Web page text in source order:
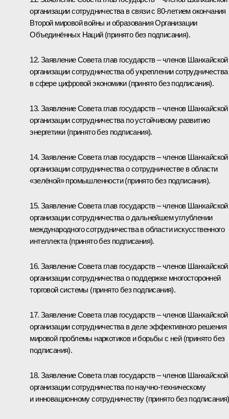
организации сотрудничества в связи с 80-летием окончания
Второй мировой войны и образования Организации
Объединённых Наций (принято без подписания).
12. Заявление Совета глав государств – членов Шанхайской
организации сотрудничества об укреплении сотрудничества
в сфере цифровой экономики (принято без подписания).
13. Заявление Совета глав государств – членов Шанхайской
организации сотрудничества по устойчивому развитию
энергетики (принято без подписания).
14. Заявление Совета глав государств – членов Шанхайской
организации сотрудничества о сотрудничестве в области
«зелёной» промышленности(принято без подписания).
15. Заявление Совета глав государств – членов Шанхайской
организации сотрудничества о дальнейшем углублении
международного сотрудничества в области искусственного
интеллекта (принято без подписания).
16. Заявление Совета глав государств – членов Шанхайской
организации сотрудничества о поддержке многосторонней
торговой системы (принято без подписания).
17. Заявление Совета глав государств – членов Шанхайской
организации сотрудничества в деле эффективного решения
мировой проблемы наркотиков и борьбы с ней (принято без
подписания).
18. Заявление Совета глав государств – членов Шанхайской
организации сотрудничества по научно-техническому
и инновационному сотрудничеству (принято без